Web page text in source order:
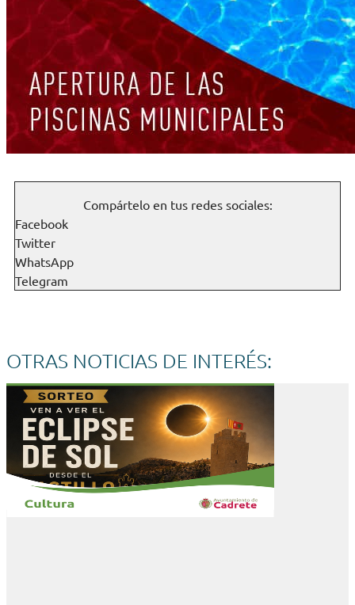
Compártelo en tus redes sociales:
Facebook
Twitter
WhatsApp
Telegram
OTRAS NOTICIAS DE INTERÉS: